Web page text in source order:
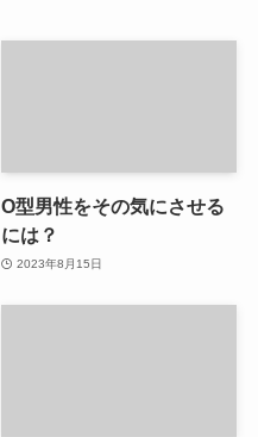
O型男性をその気にさせる
には？
2023年8月15日